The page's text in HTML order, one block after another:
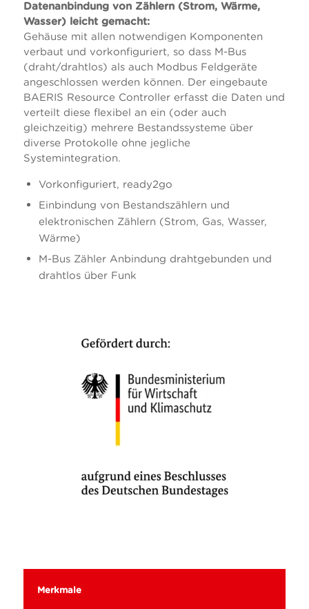
Datenanbindung von Zählern (Strom, Wärme,
Wasser) leicht gemacht:
Gehäuse mit allen notwendigen Komponenten
verbaut und vorkonfiguriert, so dass M-Bus
(draht/drahtlos) als auch Modbus Feldgeräte
angeschlossen werden können. Der eingebaute
BAERIS Resource Controller erfasst die Daten und
verteilt diese flexibel an ein (oder auch
gleichzeitig) mehrere Bestandssysteme über
diverse Protokolle ohne jegliche
Systemintegration.
Vorkonfiguriert, ready2go
Einbindung von Bestandszählern und
elektronischen Zählern (Strom, Gas, Wasser,
Wärme)
M-Bus Zähler Anbindung drahtgebunden und
drahtlos über Funk
Merkmale